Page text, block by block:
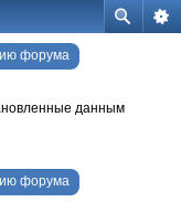
форума
данным
форума